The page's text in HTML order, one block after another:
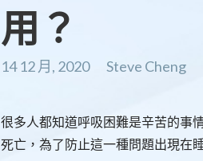
用？
14 12 月, 2020 Steve Cheng
很多人都知道呼吸困難是辛苦的事
死亡，為了防止這一種問題出現在